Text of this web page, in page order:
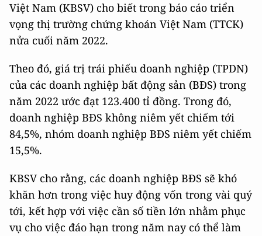
Việt Nam (KBSV) cho biết trong báo cáo triển
vọng thị trường chứng khoán Việt Nam (TTCK)
nửa cuối năm 2022.
Theo đó, giá trị trái phiếu doanh nghiệp (TPDN)
của các doanh nghiệp bất động sản (BĐS) trong
năm 2022 ước đạt 123.400 tỉ đồng. Trong đó,
doanh nghiệp BĐS không niêm yết chiếm tới
84,5%, nhóm doanh nghiệp BĐS niêm yết chiếm
15,5%.
KBSV cho rằng, các doanh nghiệp BĐS sẽ khó
khăn hơn trong việc huy động vốn trong vài quý
tới, kết hợp với việc cần số tiền lớn nhằm phục
vụ cho việc đáo hạn trong năm nay có thể làm